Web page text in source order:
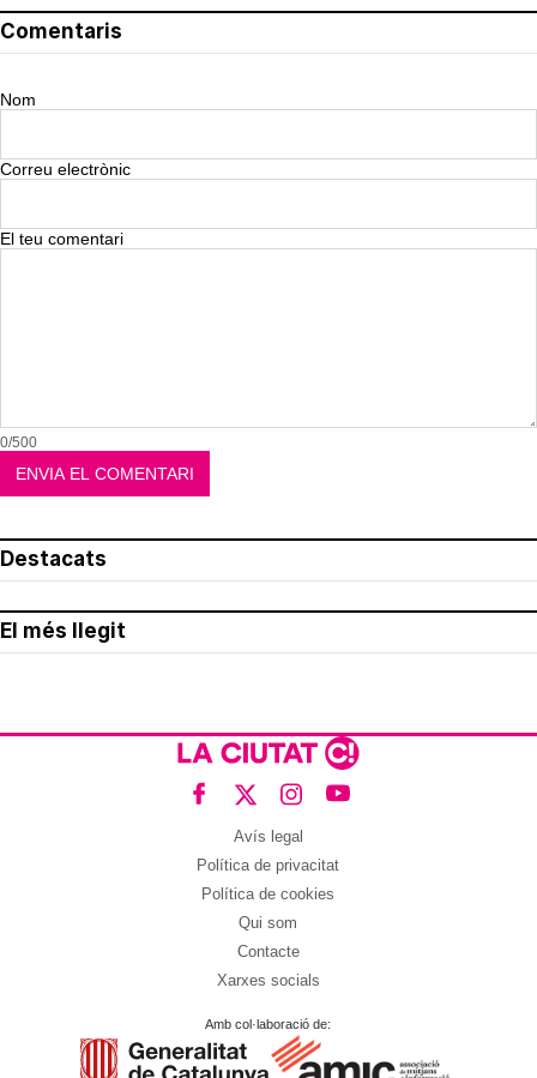
Comentaris
Nom
Correu electrònic
El teu comentari
0/500
Destacats
El més llegit
Avís legal
Política de privacitat
Política de cookies
Qui som
Contacte
Xarxes socials
Amb col·laboració de: